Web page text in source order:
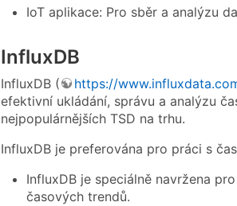
IoT aplikace: Pro sběr a analýzu
InfluxDB
InfluxDB ( https://
efektivní ukládání, správu a analýzu
nejpopulárnějších TSD na trhu.
InfluxDB je preferována pro práci s
InfluxDB je speciálně navržena
časových trendů.